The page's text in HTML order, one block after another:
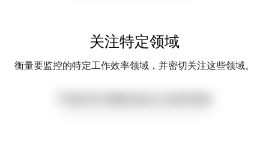
关注特定领域
衡量要监控的特定工作效率领域，并密切关注这些领域。